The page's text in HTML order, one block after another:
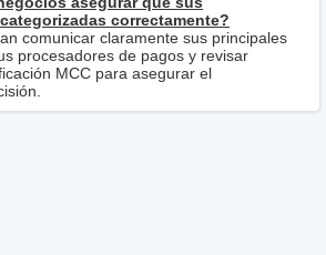
correctamente?
comunicar claramente sus principales
procesadores de pagos y revisar
MCC para asegurar el